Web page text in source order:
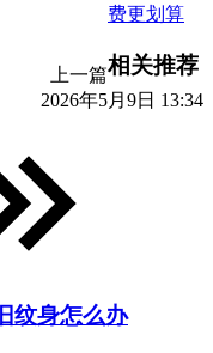
上一篇
2026年5月9日 13:34
费更划算
相关推荐
纹身怎么办